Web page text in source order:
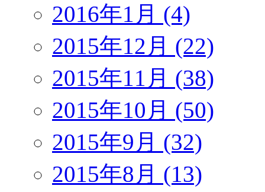
2016年1月 (4)
2015年12月 (22)
2015年11月 (38)
2015年10月 (50)
2015年9月 (32)
2015年8月 (13)